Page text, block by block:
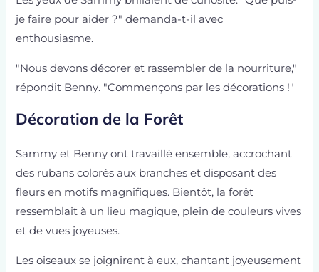
je faire pour aider ?" demanda-t-il avec
enthousiasme.
"Nous devons décorer et rassembler de la nourriture,"
répondit Benny. "Commençons par les décorations !"
Décoration de la Forêt
Sammy et Benny ont travaillé ensemble, accrochant
des rubans colorés aux branches et disposant des
fleurs en motifs magnifiques. Bientôt, la forêt
ressemblait à un lieu magique, plein de couleurs vives
et de vues joyeuses.
Les oiseaux se joignirent à eux, chantant joyeusement